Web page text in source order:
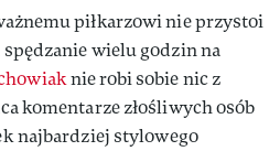
piłkarzowi nie przystoi
wielu godzin na
nie robi sobie nic z
komentarze złośliwych osób
najbardziej stylowego